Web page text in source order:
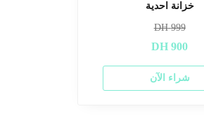
خزانة احدية
999
DH
900
DH
شراء الآن